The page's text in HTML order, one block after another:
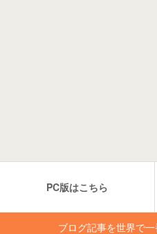
PC版はこちら
ブログ記事を世界で